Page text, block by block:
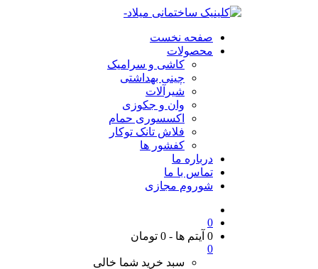
صفحه نخست
محصولات
کاشی و سرامیک
چینی بهداشتی
شیرآلات
وان و جکوزی
اکسسوری حمام
فلاش تانک توکار
کفشور ها
درباره ما
تماس با ما
شوروم مجازی
0
0 آیتم ها
-
0 تومان
0
سبد خرید شما خالی